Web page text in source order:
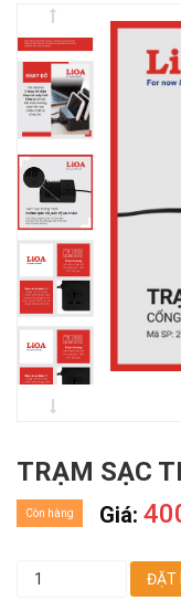
TRẠM SẠC
Giá:
Còn hàng
ĐẶT